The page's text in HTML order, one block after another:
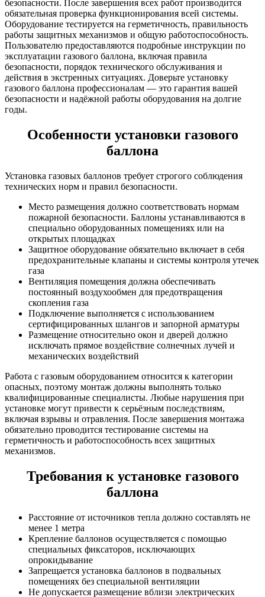
безопасности. После завершения всех работ производится
обязательная проверка функционирования всей системы.
Оборудование тестируется на герметичность, правильность
работы защитных механизмов и общую работоспособность.
Пользователю предоставляются подробные инструкции по
эксплуатации газового баллона, включая правила
безопасности, порядок технического обслуживания и
действия в экстренных ситуациях. Доверьте установку
газового баллона профессионалам — это гарантия вашей
безопасности и надёжной работы оборудования на долгие
годы.
Особенности установки газового
баллона
Установка газовых баллонов требует строгого соблюдения
технических норм и правил безопасности.
Место размещения должно соответствовать нормам
пожарной безопасности. Баллоны устанавливаются в
специально оборудованных помещениях или на
открытых площадках
Защитное оборудование обязательно включает в себя
предохранительные клапаны и системы контроля утечек
газа
Вентиляция помещения должна обеспечивать
постоянный воздухообмен для предотвращения
скопления газа
Подключение выполняется с использованием
сертифицированных шлангов и запорной арматуры
Размещение относительно окон и дверей должно
исключать прямое воздействие солнечных лучей и
механических воздействий
Работа с газовым оборудованием относится к категории
опасных, поэтому монтаж должны выполнять только
квалифицированные специалисты. Любые нарушения при
установке могут привести к серьёзным последствиям,
включая взрывы и отравления. После завершения монтажа
обязательно проводится тестирование системы на
герметичность и работоспособность всех защитных
механизмов.
Требования к установке газового
баллона
Расстояние от источников тепла должно составлять не
менее 1 метра
Крепление баллонов осуществляется с помощью
специальных фиксаторов, исключающих
опрокидывание
Запрещается установка баллонов в подвальных
помещениях без специальной вентиляции
Не допускается размещение вблизи электрических